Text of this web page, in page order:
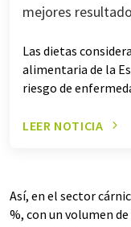
mejores
Las dietas
alimentaria de la
riesgo de
LEER NOTICIA
Así, en el sector
%, con un volumen